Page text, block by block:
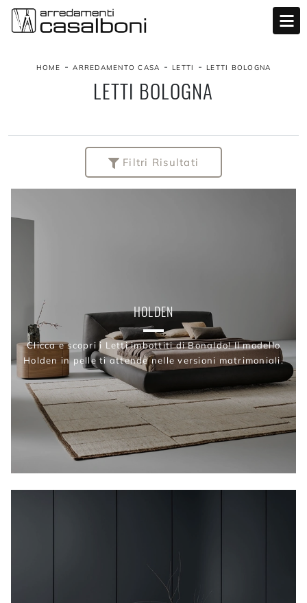
HOME -ARREDAMENTO CASA -LETTI -LETTI BOLOGNA
LETTI BOLOGNA
Filtri Risultati
HOLDEN
Clicca e scopri i Letti imbottiti di Bonaldo! Il modello
Holden in pelle ti attende nelle versioni matrimoniali.